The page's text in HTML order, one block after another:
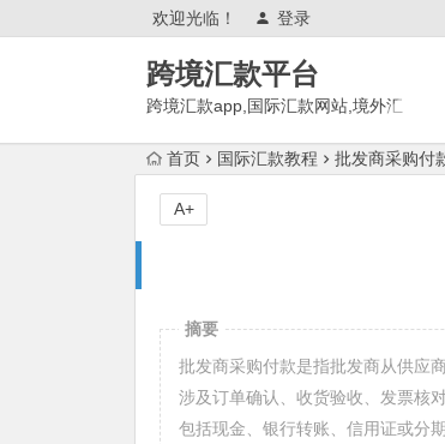
欢迎光临！ 登录
跨境汇款平台
跨境汇款app,国际汇款网站,境外汇
首页 国际汇款教程 批发商采购付
A+
摘要
批发商采购付款是指批发商从供应
涉及订单确认、收货验收、发票核
包括现金、银行转账、信用证或分